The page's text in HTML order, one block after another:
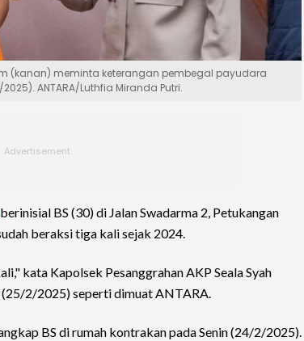
(kanan) meminta keterangan pembegal payudara
ANTARA/Luthfia Miranda Putri.
berinisial BS (30) di Jalan Swadarma 2, Petukangan
beraksi tiga kali sejak 2024.
kata Kapolsek Pesanggrahan AKP Seala Syah
(25/2/2025) seperti dimuat ANTARA.
BS di rumah kontrakan pada Senin (24/2/2025).